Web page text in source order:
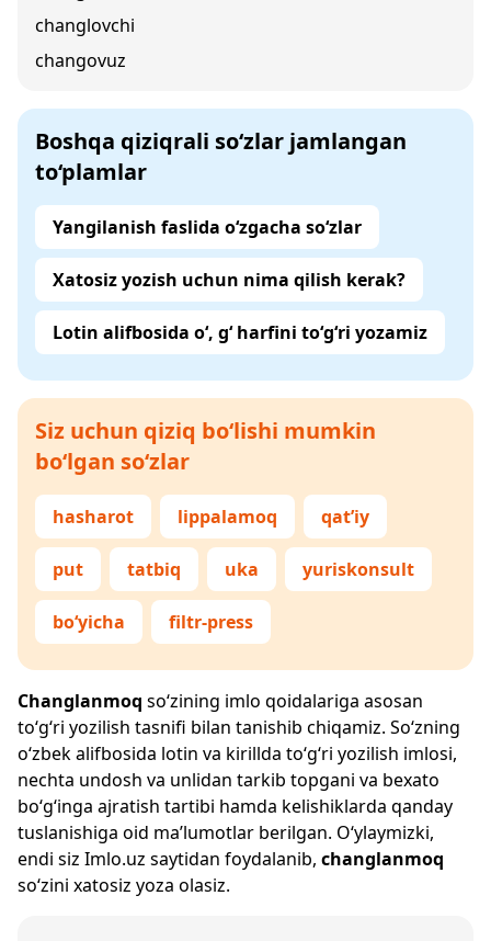
changlovchi
changovuz
Boshqa qiziqrali so‘zlar jamlangan
to‘plamlar
Yangilanish faslida o‘zgacha so‘zlar
Xatosiz yozish uchun nima qilish kerak?
Lotin alifbosida o‘, g‘ harfini to‘g‘ri yozamiz
Siz uchun qiziq bo‘lishi mumkin
bo‘lgan so‘zlar
hasharot lippalamoq qat’iy
put tatbiq uka yuriskonsult
bo‘yicha filtr-press
Changlanmoq so‘zining imlo qoidalariga asosan
to‘g‘ri yozilish tasnifi bilan tanishib chiqamiz. So‘zning
o‘zbek alifbosida lotin va kirillda to‘g‘ri yozilish imlosi,
nechta undosh va unlidan tarkib topgani va bexato
bo‘g‘inga ajratish tartibi hamda kelishiklarda qanday
tuslanishiga oid ma’lumotlar berilgan. O‘ylaymizki,
endi siz Imlo.uz saytidan foydalanib, changlanmoq
so‘zini xatosiz yoza olasiz.